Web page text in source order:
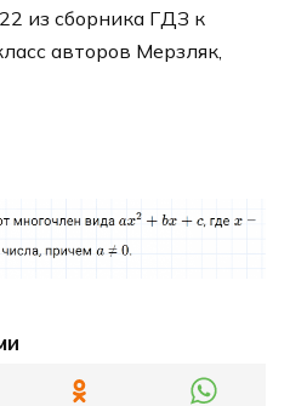
из сборника ГДЗ к
авторов Мерзляк,